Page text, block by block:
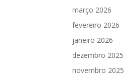
março 2026
fevereiro 2026
janeiro 2026
dezembro 2025
novembro 2025